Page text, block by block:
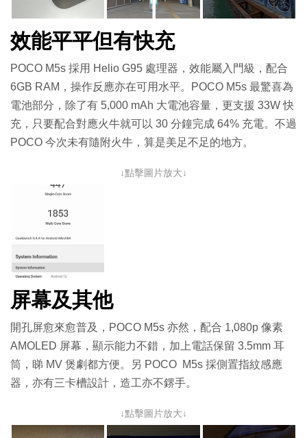
效能平平但有快充
POCO M5s 採用 Helio G95 處理器，效能屬入門級，配合
6GB RAM，操作反應亦在可用水平。POCO M5s 最驚喜為
電池部分，除了有 5,000 mAh 大電池容量，更支援 33W 快
充，只要配合對應火牛就可以 30 分鐘完成 64% 充電。不過
POCO 今次未有隨附火牛，算是美足不足的地方。
↓點擊圖片放大↓
屏幕及其他
開孔屏愈來愈普及，POCO M5s 亦然，配合 1,080p 像素
AMOLED 屏幕，顯示能力不錯，加上電話保留 3.5mm 耳
筒，睇 MV 煲劇都方便。另 POCO M5s 採側置指紋感應
器，亦有三卡槽設計，造工亦不鎅手。
↓點擊圖片放大↓